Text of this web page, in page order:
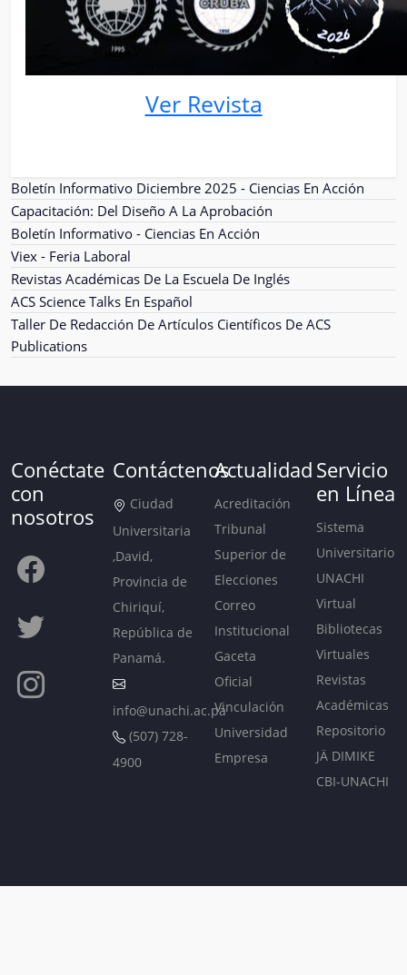
Boletín Informativo Diciembre 2025 - Ciencias En Acción
Capacitación: Del Diseño A La Aprobación
Boletín Informativo - Ciencias En Acción
Viex - Feria Laboral
Revistas Académicas De La Escuela De Inglés
ACS Science Talks En Español
Taller De Redacción De Artículos Científicos De ACS
Publications
Ver Revista
Conéctate
con
nosotros
Contáctenos
Ciudad
Universitaria
,David,
Provincia de
Chiriquí,
República de
Panamá.
info@unachi.ac.pa
(507) 728-
4900
Actualidad
Acreditación
Tribunal
Superior de
Elecciones
Correo
Institucional
Gaceta
Oficial
Vinculación
Universidad
Empresa
Servicio
en Línea
Sistema
Universitario
UNACHI
Virtual
Bibliotecas
Virtuales
Revistas
Académicas
Repositorio
JÄ DIMIKE
CBI-UNACHI